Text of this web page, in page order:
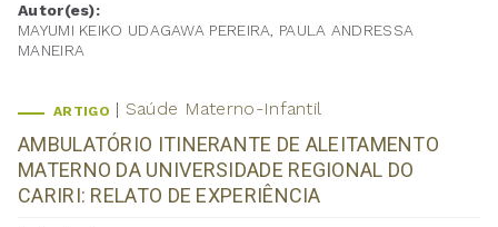
Autor(es):
MAYUMI KEIKO UDAGAWA PEREIRA, PAULA ANDRESSA
MANEIRA
ARTIGO Saúde Materno-Infantil
AMBULATÓRIO ITINERANTE DE ALEITAMENTO
MATERNO DA UNIVERSIDADE REGIONAL DO
CARIRI: RELATO DE EXPERIÊNCIA